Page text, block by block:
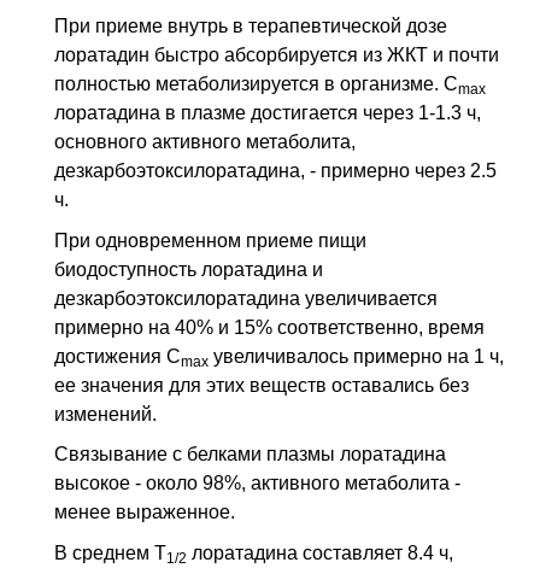
При приеме внутрь в терапевтической дозе
лоратадин быстро абсорбируется из ЖКТ и почти
полностью метаболизируется в организме. Cmax
лоратадина в плазме достигается через 1-1.3 ч,
основного активного метаболита,
дезкарбоэтоксилоратадина, - примерно через 2.5
ч.
При одновременном приеме пищи
биодоступность лоратадина и
дезкарбоэтоксилоратадина увеличивается
примерно на 40% и 15% соответственно, время
достижения Cmax увеличивалось примерно на 1 ч,
ее значения для этих веществ оставались без
изменений.
Связывание с белками плазмы лоратадина
высокое - около 98%, активного метаболита -
менее выраженное.
В среднем T1/2 лоратадина составляет 8.4 ч,